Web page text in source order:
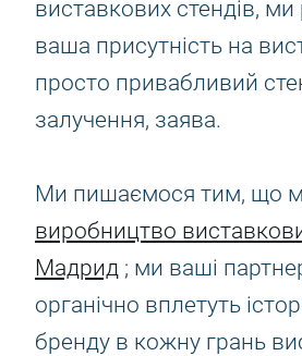
виставкових стендів,
ваша присутність на
просто привабливий
залучення, заява.
Ми пишаємося тим, що
виробництво
Мадрид ; ми ваші
органічно вплетуть
бренду в кожну грань